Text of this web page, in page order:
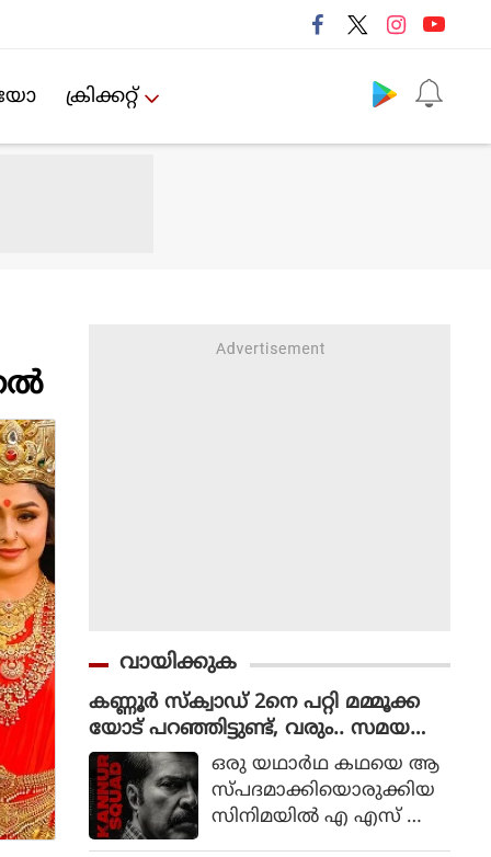
ക്രിക്കറ്റ്‌
വായിക്കുക
കണ്ണൂർ സ്ക്വാഡ് 2നെ പറ്റി മമ്മൂക്ക
യോട് പറഞ്ഞിട്ടുണ്ട്, വരും.. സമയ
മെടുക്കും : റോണി ഡേവിഡ്
ഒരു യഥാര്‍ഥ കഥയെ ആ
സ്പദമാക്കിയൊരുക്കിയ
സിനിമയില്‍ എ എസ് ഐ